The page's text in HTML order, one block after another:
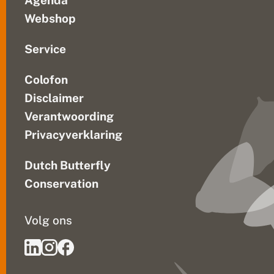
Webshop
Service
Colofon
Disclaimer
Verantwoording
Privacyverklaring
Dutch Butterfly
Conservation
Volg ons